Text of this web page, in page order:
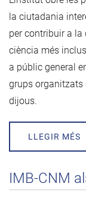
la ciutadania
per contribuir a
ciència més
a públic general
grups organitzats
dijous.
LLEGIR MÉS
IMB-CNM